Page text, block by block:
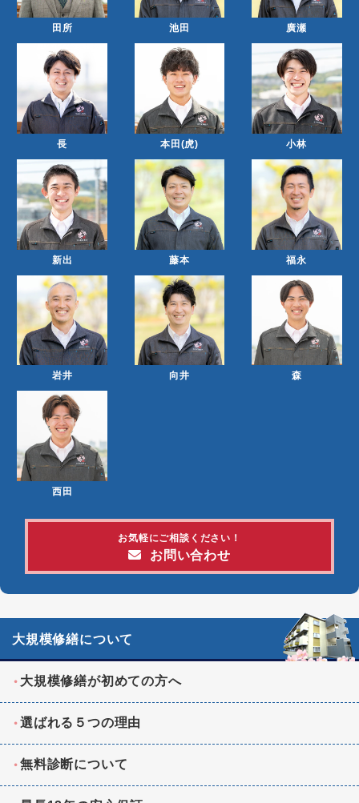
田所 池田 廣瀬
長 本田(虎) 小林
新出 藤本 福永
岩井 向井 森
西田
お気軽にご相談ください！
お問い合わせ
大規模修繕について
大規模修繕が初めての方へ
選ばれる５つの理由
無料診断について